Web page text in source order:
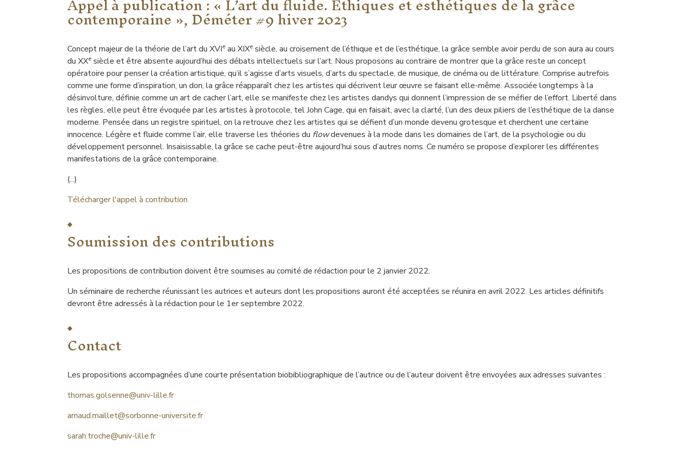
contemporaine », Déméter #9 hiver 2023
Concept majeur de la théorie de l’art du XVIe au XIXe siècle, au croisement de l’éthique et de l’esthétique, la grâce semble avoir perdu de son aura au cours
du XXe siècle et être absente aujourd’hui des débats intellectuels sur l’art. Nous proposons au contraire de montrer que la grâce reste un concept
opératoire pour penser la création artistique, qu’il s’agisse d’arts visuels, d’arts du spectacle, de musique, de cinéma ou de littérature. Comprise autrefois
comme une forme d’inspiration, un don, la grâce réapparaît chez les artistes qui décrivent leur œuvre se faisant elle-même. Associée longtemps à la
désinvolture, définie comme un art de cacher l’art, elle se manifeste chez les artistes dandys qui donnent l’impression de se méfier de l’effort. Liberté dans
les règles, elle peut être évoquée par les artistes à protocole, tel John Cage, qui en faisait, avec la clarté, l’un des deux piliers de l’esthétique de la danse
moderne. Pensée dans un registre spirituel, on la retrouve chez les artistes qui se défient d’un monde devenu grotesque et cherchent une certaine
innocence. Légère et fluide comme l’air, elle traverse les théories du flowdevenues à la mode dans les domaines de l’art, de la psychologie ou du
développement personnel. Insaisissable, la grâce se cache peut-être aujourd’hui sous d’autres noms. Ce numéro se propose d’explorer les différentes
manifestations de la grâce contemporaine.
(...)
Télécharger l'appel à contribution
Soumission des contributions
Les propositions de contribution doivent être soumises au comité de rédaction pour le 2 janvier 2022.
Un séminaire de recherche réunissant les autrices et auteurs dont les propositions auront été acceptées se réunira en avril 2022. Les articles définitifs
devront être adressés à la rédaction pour le 1er septembre 2022.
Contact
Les propositions accompagnées d’une courte présentation biobibliographique de l’autrice ou de l’auteur doivent être envoyées aux adresses suivantes :
thomas.golsenne@univ-lille.fr
arnaud.maillet@sorbonne-universite.fr
sarah.troche@univ-lille.fr